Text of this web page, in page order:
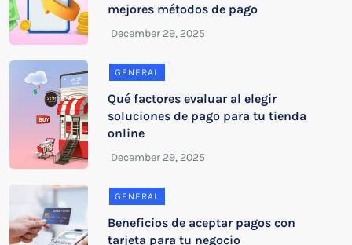
mejores métodos de pago
GENERAL
Qué factores evaluar al elegir
soluciones de pago para tu tienda
online
GENERAL
Beneficios de aceptar pagos con
tarjeta para tu negocio